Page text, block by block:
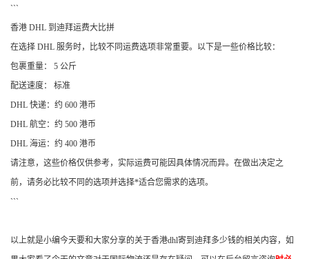
```
香港 DHL 到迪拜运费大比拼
在选择 DHL 服务时，比较不同运费选项非常重要。以下是一些价格比较：
包裹重量： 5 公斤
配送速度： 标准
DHL 快递：约 600 港币
DHL 航空：约 500 港币
DHL 海运：约 400 港币
请注意，这些价格仅供参考，实际运费可能因具体情况而异。在做出决定之
前，请务必比较不同的选项并选择*适合您需求的选项。
```
以上就是小编今天要和大家分享的关于香港dhl寄到迪拜多少钱的相关内容，如